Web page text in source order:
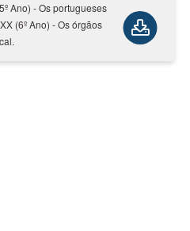
Ano) - Os portugueses
(6º Ano) - Os órgãos